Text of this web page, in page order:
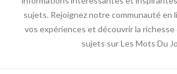
sujets. Rejoignez notre communauté en
vos expériences et découvrir la richesse
sujets sur Les Mots Du